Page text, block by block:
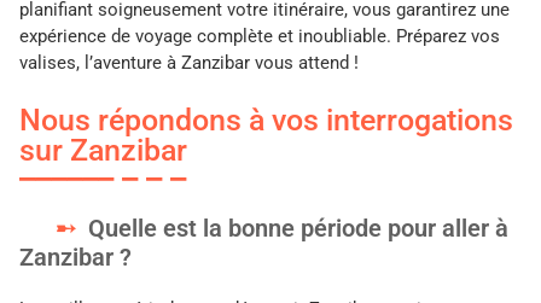
planifiant soigneusement votre itinéraire, vous garantirez une
expérience de voyage complète et inoubliable. Préparez vos
valises, l’aventure à Zanzibar vous attend !
Nous répondons à vos interrogations
sur Zanzibar
Quelle est la bonne période pour aller à
Zanzibar ?